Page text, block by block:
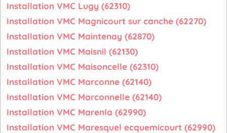
Installation VMC Lugy (62310)
Installation VMC Magnicourt sur canche (62270)
Installation VMC Maintenay (62870)
Installation VMC Maisnil (62130)
Installation VMC Maisoncelle (62310)
Installation VMC Marconne (62140)
Installation VMC Marconnelle (62140)
Installation VMC Marenla (62990)
Installation VMC Maresquel ecquemicourt (62990)